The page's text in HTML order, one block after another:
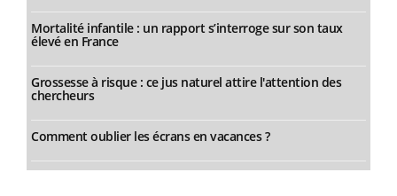
Mortalité infantile : un rapport s’interroge sur son taux
élevé en France
Grossesse à risque : ce jus naturel attire l'attention des
chercheurs
Comment oublier les écrans en vacances ?